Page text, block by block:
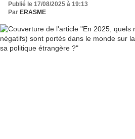
Publié le 17/08/2025 à 19:13
Par ERASME